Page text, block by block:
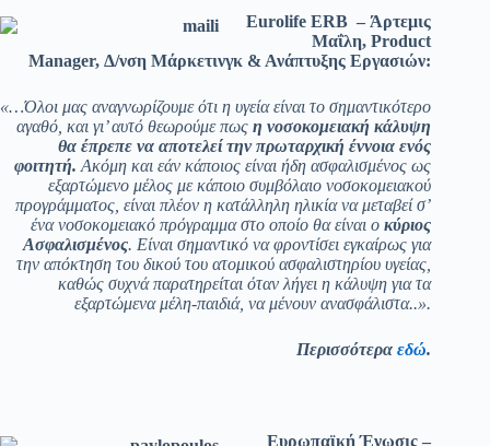
EurolifeERB – Άρτεμις
Μαΐλη, Product
Manager, Δ/νση Μάρκετινγκ & Ανάπτυξης Εργασιών:
«…Όλοι μας αναγνωρίζουμε ότι η υγεία είναι το σημαντικότερο
αγαθό, και γι’ αυτό θεωρούμε πωςη νοσοκομειακή κάλυψη
θα έπρεπε να αποτελεί την πρωταρχική έννοια ενός
φοιτητή. Ακόμη και εάν κάποιος είναι ήδη ασφαλισμένος ως
εξαρτώμενο μέλος με κάποιο συμβόλαιο νοσοκομειακού
προγράμματος, είναι πλέον η κατάλληλη ηλικία να μεταβεί σ’
ένα νοσοκομειακό πρόγραμμα στο οποίο θα είναι οκύριος
Ασφαλισμένος. Είναι σημαντικό να φροντίσει εγκαίρως για
την απόκτηση του δικού του ατομικού ασφαλιστηρίου υγείας,
καθώς συχνά παρατηρείται όταν λήγει η κάλυψη για τα
εξαρτώμενα μέλη-παιδιά, να μένουν ανασφάλιστα..».
Περισσότεραεδώ.
Ευρωπαϊκή Ένωσις –